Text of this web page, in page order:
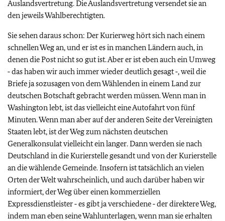
Auslandsvertretung. Die Auslandsvertretung versendet sie an
den jeweils Wahlberechtigten.
Sie sehen daraus schon: Der Kurierweg hört sich nach einem
schnellen Weg an, und er ist es in manchen Ländern auch, in
denen die Post nicht so gut ist. Aber er ist eben auch ein Umweg
‑ das haben wir auch immer wieder deutlich gesagt ‑, weil die
Briefe ja sozusagen von dem Wählenden in einem Land zur
deutschen Botschaft gebracht werden müssen. Wenn man in
Washington lebt, ist das vielleicht eine Autofahrt von fünf
Minuten. Wenn man aber auf der anderen Seite der Vereinigten
Staaten lebt, ist der Weg zum nächsten deutschen
Generalkonsulat vielleicht ein langer. Dann werden sie nach
Deutschland in die Kurierstelle gesandt und von der Kurierstelle
an die wählende Gemeinde. Insofern ist tatsächlich an vielen
Orten der Welt wahrscheinlich, und auch darüber haben wir
informiert, der Weg über einen kommerziellen
Expressdienstleister ‑ es gibt ja verschiedene ‑ der direktere Weg,
indem man eben seine Wahlunterlagen, wenn man sie erhalten